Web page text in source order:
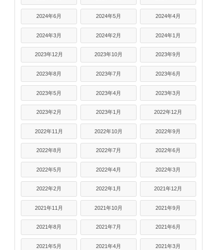
2024年6月 2024年5月 2024年4月
2024年3月 2024年2月 2024年1月
2023年12月 2023年10月 2023年9月
2023年8月 2023年7月 2023年6月
2023年5月 2023年4月 2023年3月
2023年2月 2023年1月 2022年12月
2022年11月 2022年10月 2022年9月
2022年8月 2022年7月 2022年6月
2022年5月 2022年4月 2022年3月
2022年2月 2022年1月 2021年12月
2021年11月 2021年10月 2021年9月
2021年8月 2021年7月 2021年6月
2021年5月 2021年4月 2021年3月